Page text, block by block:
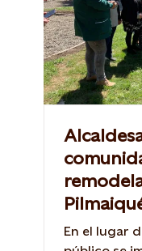
En el lugar